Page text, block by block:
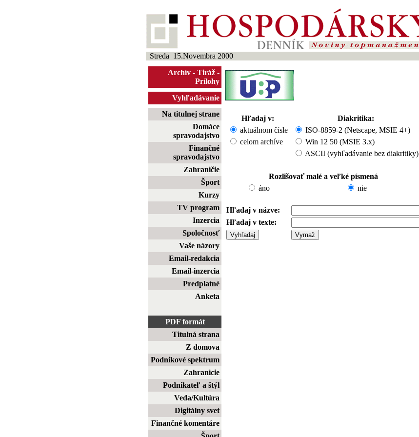
Streda 15.Novembra 2000
Archív - Tiráž -
Prílohy
Vyhľadávanie
Na titulnej strane
Domáce
spravodajstvo
Finančné
spravodajstvo
Zahraničie
Šport
Kurzy
TV program
Inzercia
Spoločnosť
Vaše názory
Email-redakcia
Email-inzercia
Predplatné
Anketa
PDF formát
Titulná strana
Z domova
Podnikové spektrum
Zahranicie
Podnikateľ a štýl
Veda/Kultúra
Digitálny svet
Finančné komentáre
Hľadaj v:
aktuálnom čísle
celom archíve
Diakritika:
ISO-8859-2 (Netscape, MSIE 4+)
Win 12 50 (MSIE 3.x)
ASCII (vyhľadávanie bez diakritiky)
Rozlišovať malé a veľké písmená
áno
nie
Hľadaj v názve:
Hľadaj v texte: